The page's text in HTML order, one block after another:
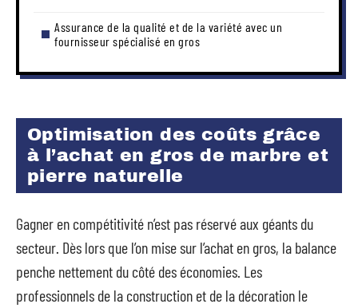
Assurance de la qualité et de la variété avec un
fournisseur spécialisé en gros
Optimisation des coûts grâce
à l’achat en gros de marbre et
pierre naturelle
Gagner en compétitivité n’est pas réservé aux géants du
secteur. Dès lors que l’on mise sur l’achat en gros, la balance
penche nettement du côté des économies. Les
professionnels de la construction et de la décoration le